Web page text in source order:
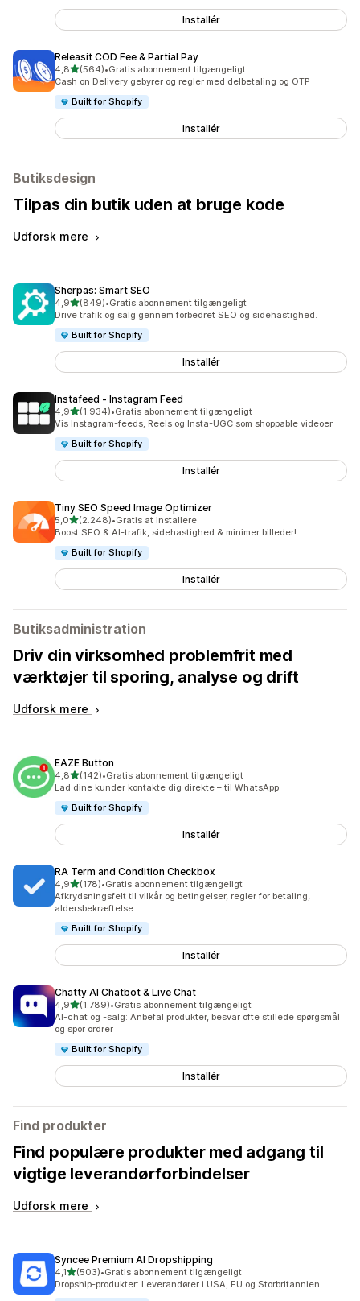
Installér
Releasit COD Fee & Partial Pay
4,8ud af 5 stjerner
(564)
564 anmeldelser i alt
•Gratis abonnement tilgængeligt
Cash on Delivery gebyrer og regler med delbetaling og OTP
Built for Shopify
Installér
Butiksdesign
Tilpas din butik uden at bruge kode
Udforsk mere
Sherpas: Smart SEO
4,9ud af 5 stjerner
(849)
849 anmeldelser i alt
•Gratis abonnement tilgængeligt
Drive trafik og salg gennem forbedret SEO og sidehastighed.
Built for Shopify
Installér
Instafeed ‑ Instagram Feed
4,9ud af 5 stjerner
(1.934)
1934 anmeldelser i alt
•Gratis abonnement tilgængeligt
Vis Instagram-feeds, Reels og Insta-UGC som shoppable videoer
Built for Shopify
Installér
Tiny SEO Speed Image Optimizer
5,0ud af 5 stjerner
(2.248)
2248 anmeldelser i alt
•Gratis at installere
Boost SEO & AI-trafik, sidehastighed & minimer billeder!
Built for Shopify
Installér
Butiksadministration
Driv din virksomhed problemfrit med
værktøjer til sporing, analyse og drift
Udforsk mere
EAZE Button
4,8ud af 5 stjerner
(142)
142 anmeldelser i alt
•Gratis abonnement tilgængeligt
Lad dine kunder kontakte dig direkte – til WhatsApp
Built for Shopify
Installér
RA Term and Condition Checkbox
4,9ud af 5 stjerner
(178)
178 anmeldelser i alt
•Gratis abonnement tilgængeligt
Afkrydsningsfelt til vilkår og betingelser, regler for betaling,
aldersbekræftelse
Built for Shopify
Installér
Chatty AI Chatbot & Live Chat
4,9ud af 5 stjerner
(1.789)
1789 anmeldelser i alt
•Gratis abonnement tilgængeligt
AI-chat og -salg: Anbefal produkter, besvar ofte stillede spørgsmål
og spor ordrer
Built for Shopify
Installér
Find produkter
Find populære produkter med adgang til
vigtige leverandørforbindelser
Udforsk mere
Syncee Premium AI Dropshipping
4,1ud af 5 stjerner
(503)
503 anmeldelser i alt
•Gratis abonnement tilgængeligt
Dropship-produkter: Leverandører i USA, EU og Storbritannien